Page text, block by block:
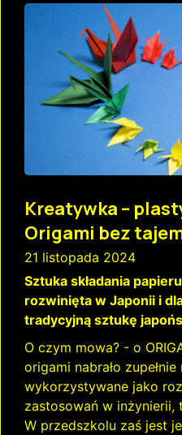
Kreatywka –
Origami bez
21 listopada 2024
Sztuka składania
rozwinięta w Japonii i
tradycyjną sztukę
O czym mowa? - o
origami nabrało
wykorzystywane jako
zastosowań w inżynierii,
W przedszkolu zaś jest